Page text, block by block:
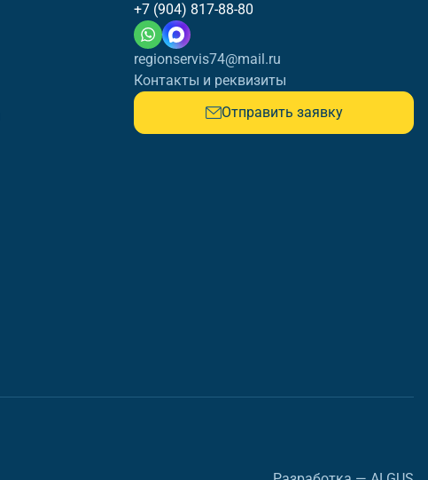
+7 (904) 817-88-80
regionservis74@mail.ru
Контакты и реквизиты
Отправить заявку